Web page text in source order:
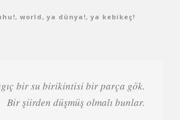
, world, ya dünya!, ya kebikeç!
bir su birikintisi bir parça gök.
Bir şiirden düşmüş olmalı bunlar.